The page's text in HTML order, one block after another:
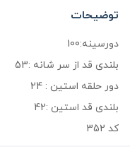
توضیحات
دورسینه:100
بلندی قد از سر شانه :53
دور حلقه استین : 24
بلندی قد استین :42
کد 352